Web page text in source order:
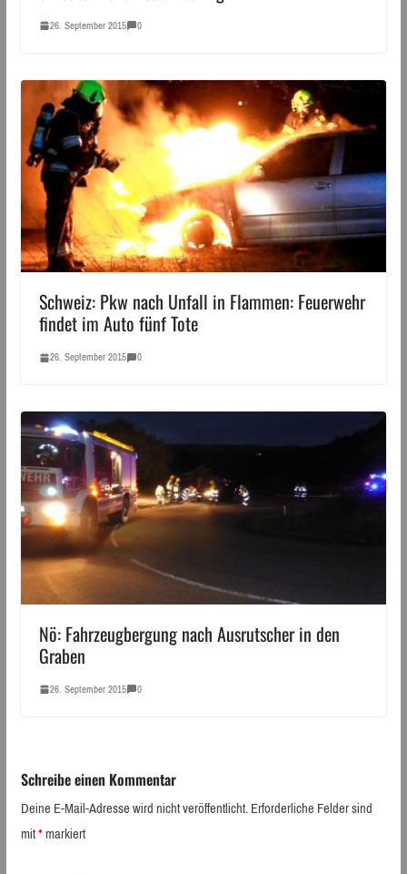
26. September 2015 0
Schweiz: Pkw nach Unfall in Flammen: Feuerwehr
findet im Auto fünf Tote
26. September 2015 0
Nö: Fahrzeugbergung nach Ausrutscher in den
Graben
26. September 2015 0
Schreibe einen Kommentar
Deine E-Mail-Adresse wird nicht veröffentlicht.Erforderliche Felder sind
mit*markiert